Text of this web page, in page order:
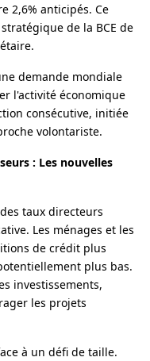
2,6% anticipés. Ce
de la BCE de
demande mondiale
l'activité économique
consécutive, initiée
volontariste.
: Les nouvelles
taux directeurs
Les ménages et les
de crédit plus
plus bas.
investissements,
les projets
à un défi de taille.